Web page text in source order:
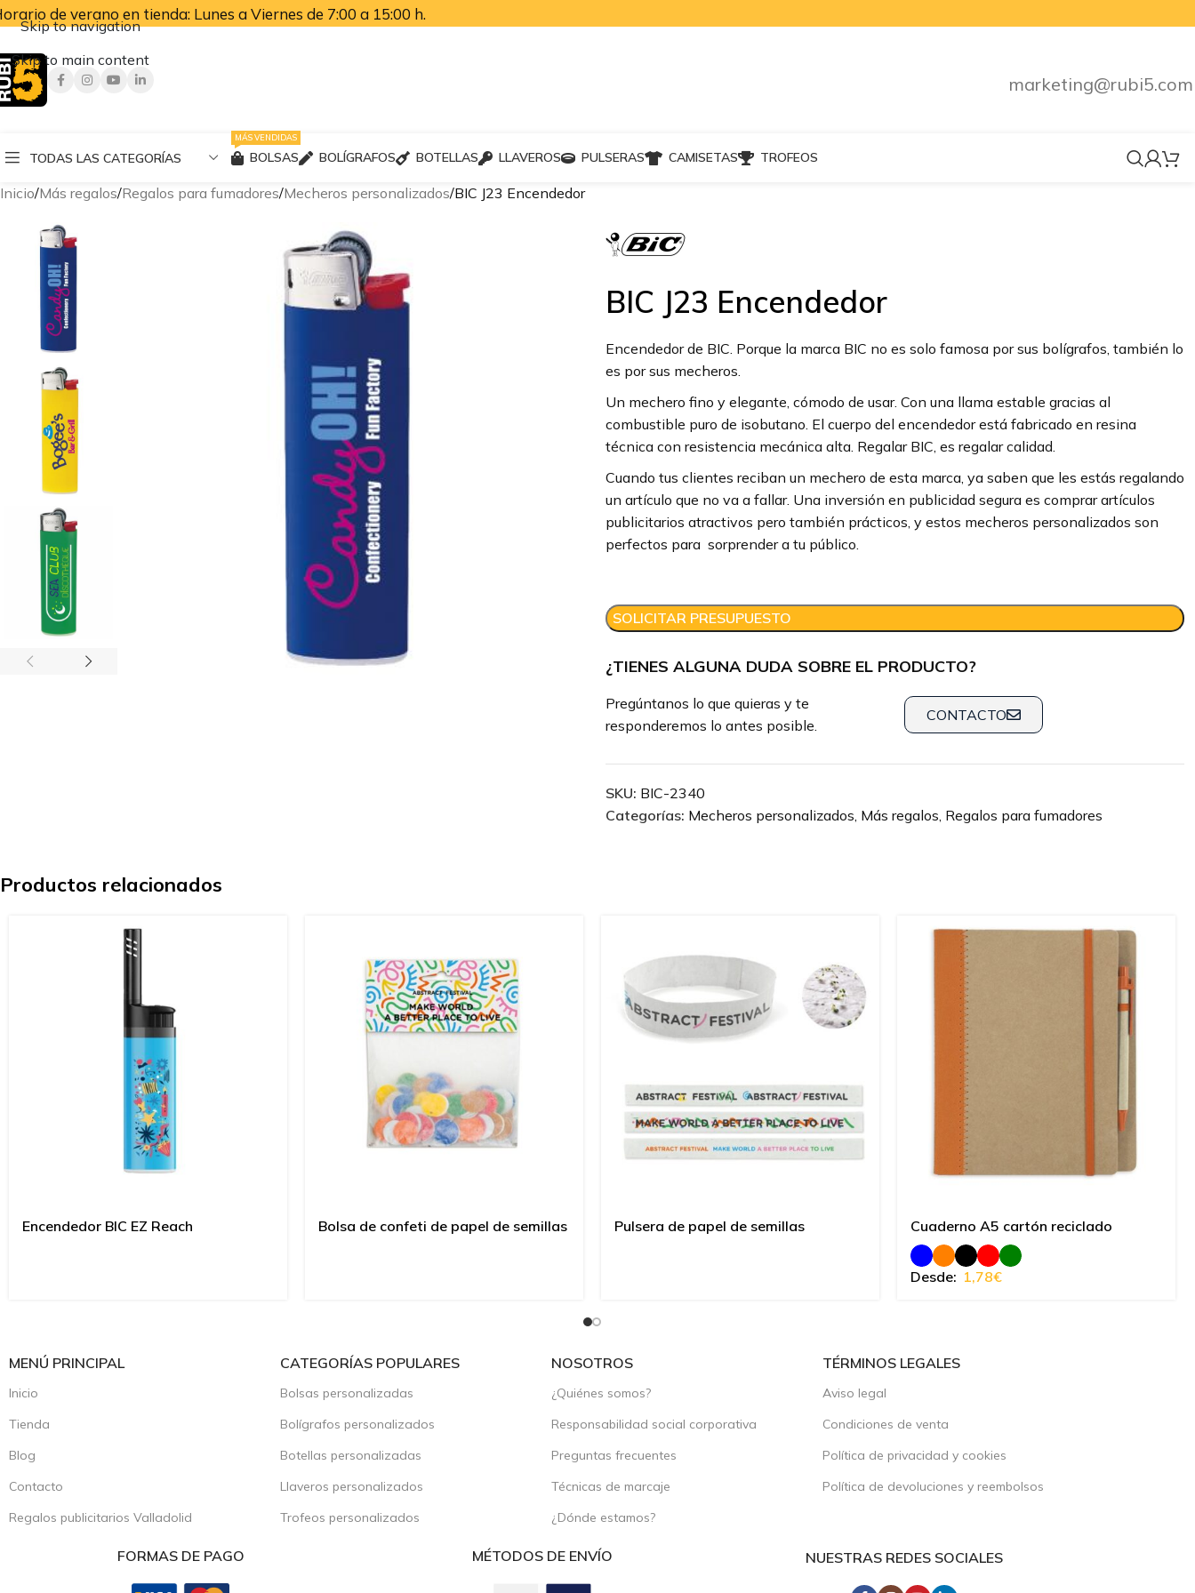
Skip to navigation
Skip to main content
de verano en tienda: Lunes a Viernes de 7:00 a 15:00 h.
marketing@rubi5.com
TODAS LAS CATEGORÍAS BOLSAS
MÁS VENDIDAS
BOLÍGRAFOS BOTELLAS LLAVEROS PULSERAS CAMISETAS TROFEOS
Inicio Más regalos Regalos para fumadores Mecheros personalizados BIC J23 Encendedor
BIC J23 Encendedor
Encendedor de BIC. Porque la marca BIC no es solo famosa por sus bolígrafos, también lo
es por sus mecheros.
Un mechero fino y elegante, cómodo de usar. Con una llama estable gracias al
combustible puro de isobutano. El cuerpo del encendedor está fabricado en resina
técnica con resistencia mecánica alta. Regalar BIC, es regalar calidad.
Cuando tus clientes reciban un mechero de esta marca, ya saben que les estás regalando
un artículo que no va a fallar. Una inversión en publicidad segura es comprar artículos
publicitarios atractivos pero también prácticos, y estos mecheros personalizados son
perfectos para sorprender a tu público.
SOLICITAR PRESUPUESTO
¿TIENES ALGUNA DUDA SOBRE EL PRODUCTO?
Pregúntanos lo que quieras y te
responderemos lo antes posible.
CONTACTO
SKU: BIC-2340
Categorías: Mecheros personalizados, Más regalos, Regalos para fumadores
Productos relacionados
Encendedor BIC EZ Reach Bolsa de confeti de papel de semillas Pulsera de papel de semillas Cuaderno A5 cartón reciclado
Desde: 1,78€
MENÚ PRINCIPAL
Inicio
Tienda
Blog
Contacto
Regalos publicitarios Valladolid
CATEGORÍAS POPULARES
Bolsas personalizadas
Bolígrafos personalizados
Botellas personalizadas
Llaveros personalizados
Trofeos personalizados
NOSOTROS
¿Quiénes somos?
Responsabilidad social corporativa
Preguntas frecuentes
Técnicas de marcaje
¿Dónde estamos?
TÉRMINOS LEGALES
Aviso legal
Condiciones de venta
Política de privacidad y cookies
Política de devoluciones y reembolsos
FORMAS DE PAGO MÉTODOS DE ENVÍO NUESTRAS REDES SOCIALES